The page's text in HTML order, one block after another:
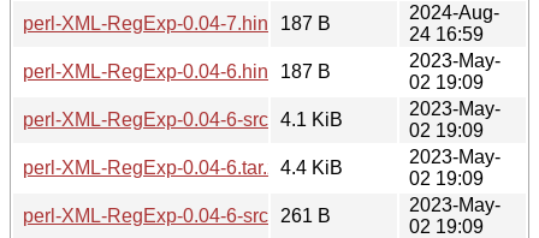
perl-XML-RegExp-0.04-7.hint
187 B
2024-Aug-
24 16:59
perl-XML-RegExp-0.04-6.hint
187 B
2023-May-
02 19:09
perl-XML-RegExp-0.04-6-src.tar.zst
4.1 KiB
2023-May-
02 19:09
perl-XML-RegExp-0.04-6.tar.zst4.4 KiB
2023-May-
02 19:09
perl-XML-RegExp-0.04-6-src.hint261 B
2023-May-
02 19:09